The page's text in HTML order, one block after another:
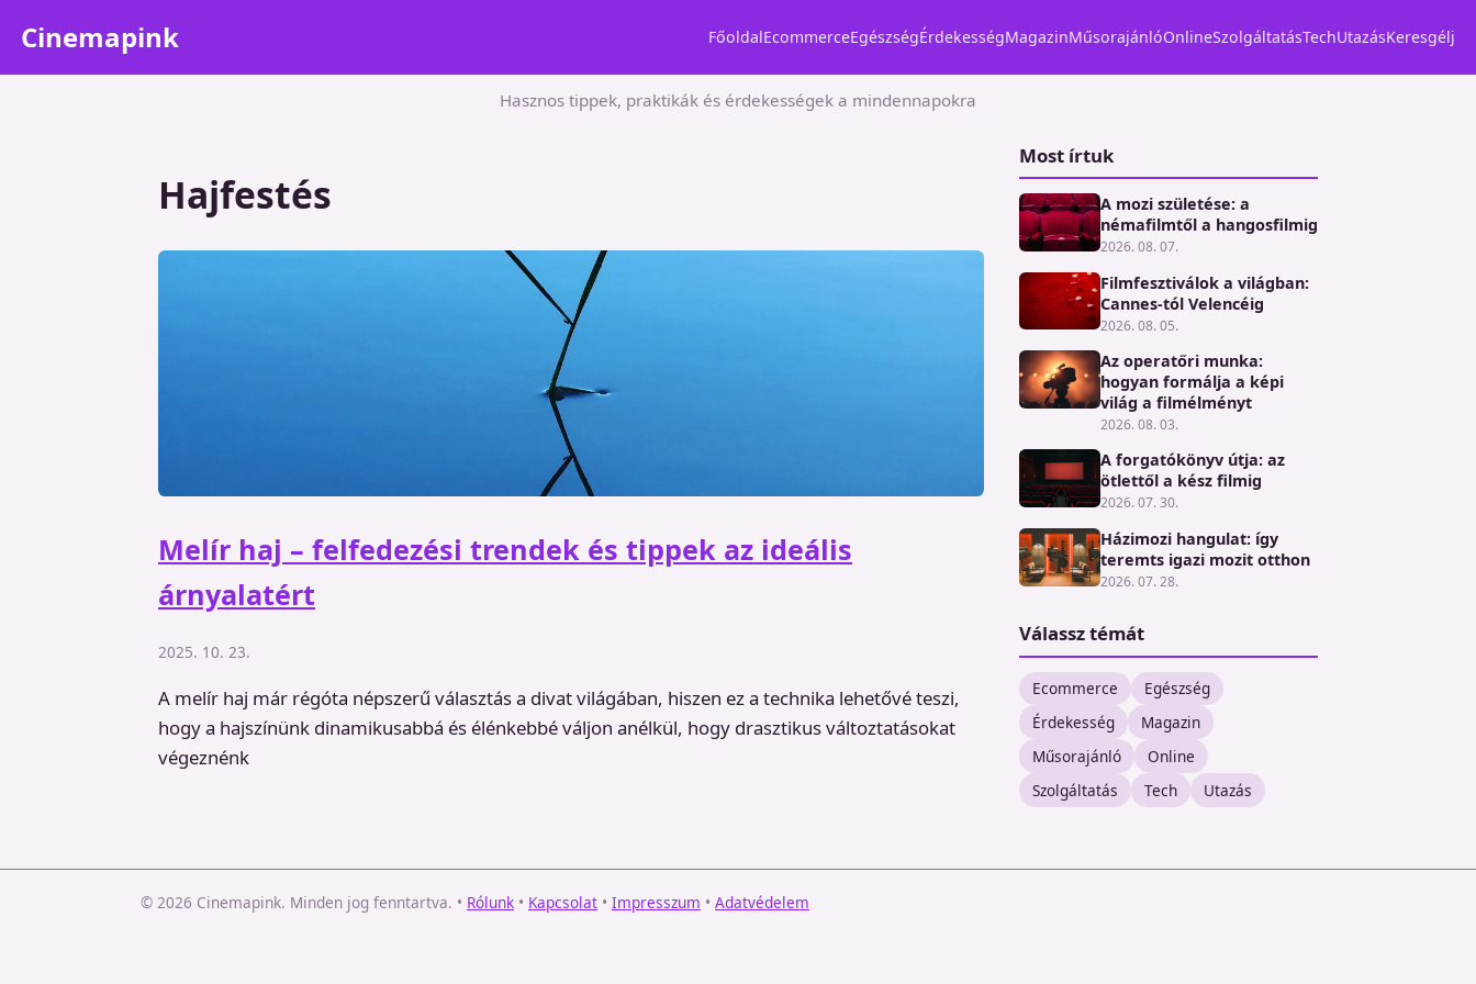
Cinemapink FőoldalEcommerceEgészségÉrdekességMagazinMűsorajánlóOnlineSzolgáltatásTechUtazásKeresgélj
Hasznos tippek, praktikák és érdekességek a mindennapokra
Hajfestés
Melír haj – felfedezési trendek és tippek az ideális
árnyalatért
2025. 10. 23.
A melír haj már régóta népszerű választás a divat világában, hiszen ez a technika lehetővé teszi,
hogy a hajszínünk dinamikusabbá és élénkebbé váljon anélkül, hogy drasztikus változtatásokat
végeznénk
Most írtuk
A mozi születése: a
némafilmtől a hangosfilmig
2026. 08. 07.
Filmfesztiválok a világban:
Cannes-tól Velencéig
2026. 08. 05.
Az operatőri munka:
hogyan formálja a képi
világ a filmélményt
2026. 08. 03.
A forgatókönyv útja: az
ötlettől a kész filmig
2026. 07. 30.
Házimozi hangulat: így
teremts igazi mozit otthon
2026. 07. 28.
Válassz témát
Ecommerce
Egészség
Érdekesség
Magazin
Műsorajánló
Online
Szolgáltatás
Tech Utazás
© 2026 Cinemapink. Minden jog fenntartva. • Rólunk • Kapcsolat • Impresszum • Adatvédelem